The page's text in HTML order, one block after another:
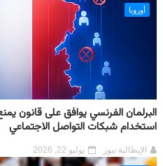
أوروبا
استخدام شبكات التواصل الاجتماعي
الإيطالية نيوز يوليو 22, 2026